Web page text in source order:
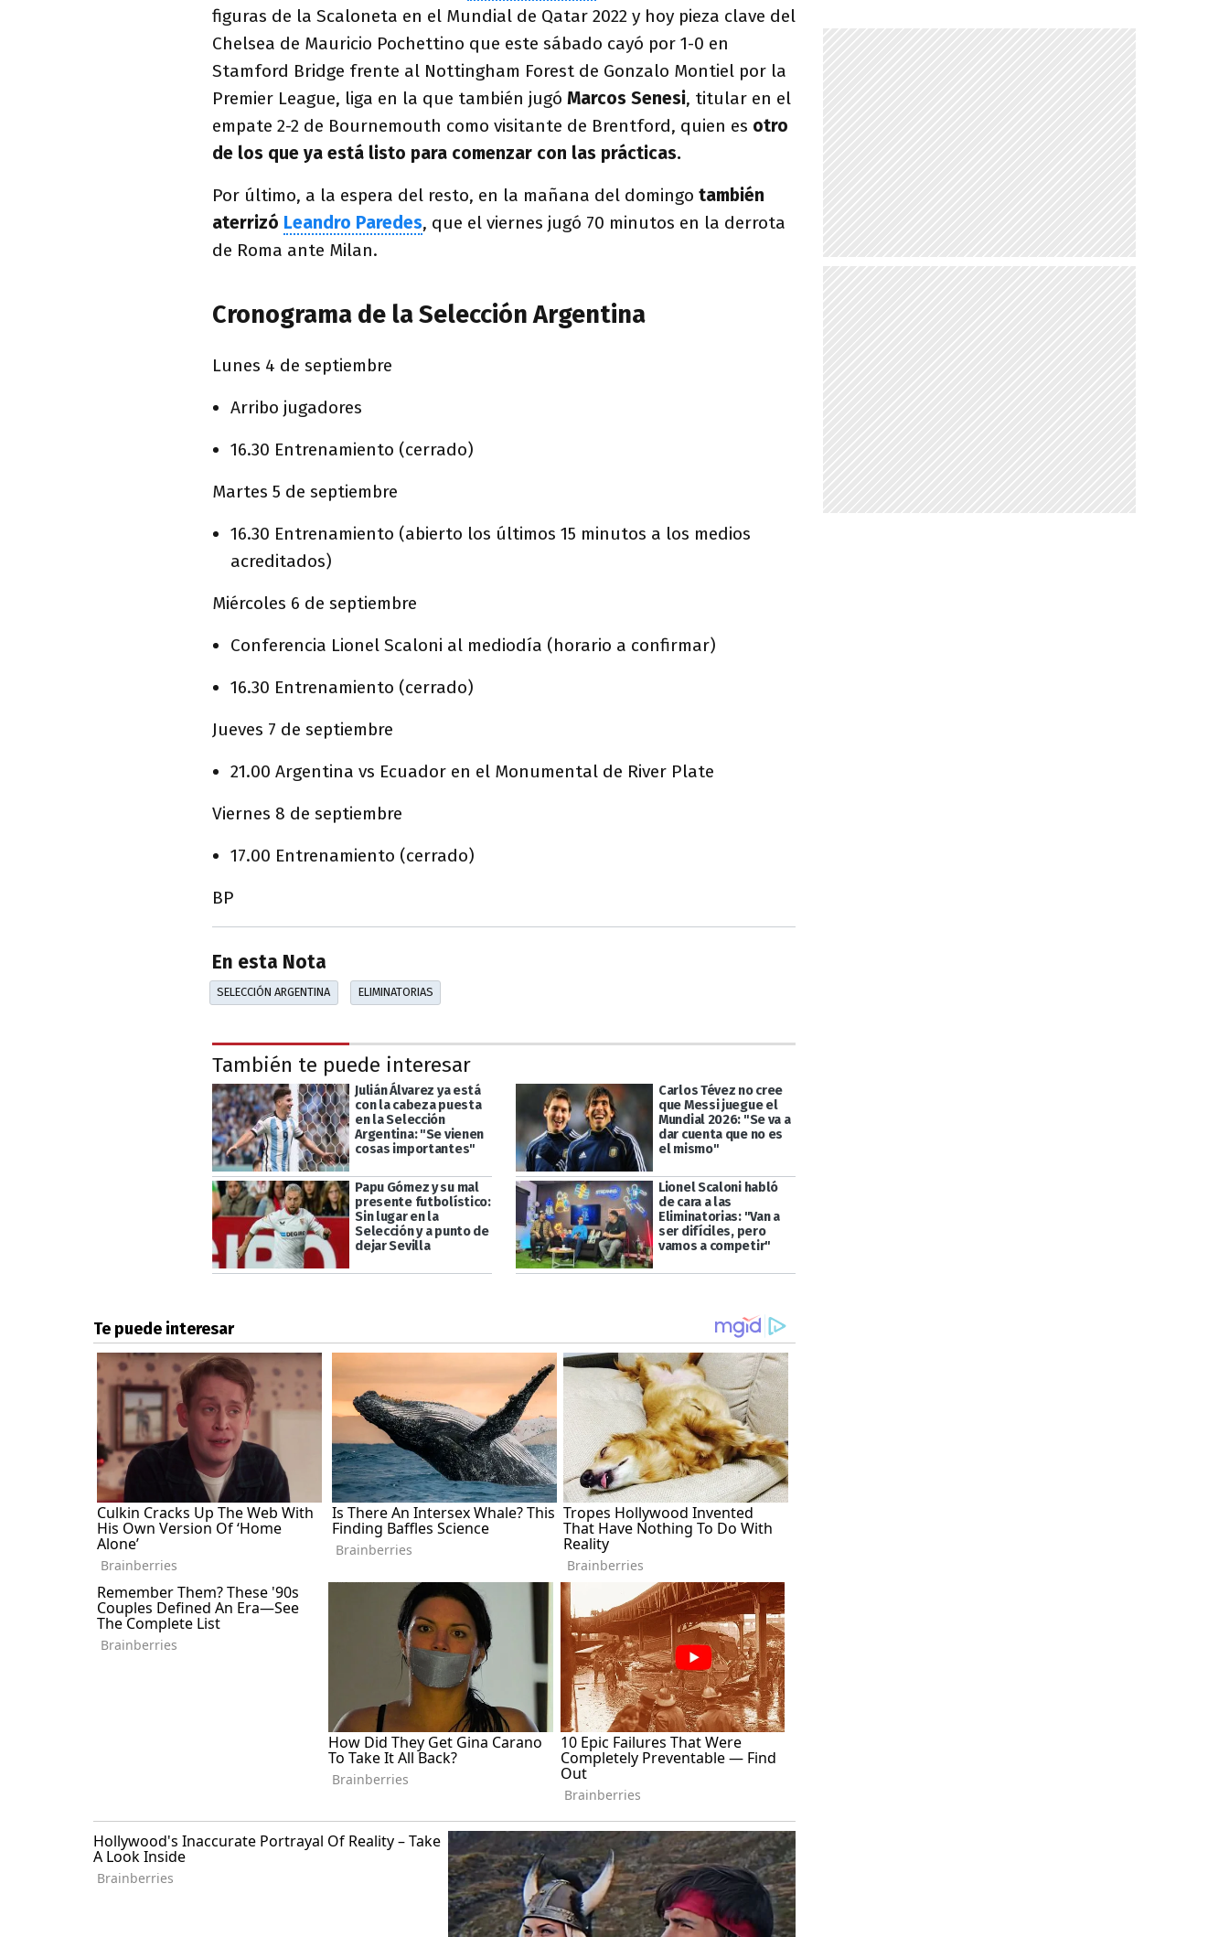
figuras de la Scaloneta en el Mundial de Qatar 2022 y hoy pieza clave del
Chelsea de Mauricio Pochettino que este sábado cayó por 1-0 en
Stamford Bridge frente al Nottingham Forest de Gonzalo Montiel por la
Premier League, liga en la que también jugó Marcos Senesi, titular en el
empate 2-2 de Bournemouth como visitante de Brentford, quien es otro
de los que ya está listo para comenzar con las prácticas.
Por último, a la espera del resto, en la mañana del domingo también
aterrizó Leandro Paredes, que el viernes jugó 70 minutos en la derrota
de Roma ante Milan.
Cronograma de la Selección Argentina
Lunes 4 de septiembre
Arribo jugadores
16.30 Entrenamiento (cerrado)
Martes 5 de septiembre
16.30 Entrenamiento (abierto los últimos 15 minutos a los medios
acreditados)
Miércoles 6 de septiembre
Conferencia Lionel Scaloni al mediodía (horario a confirmar)
16.30 Entrenamiento (cerrado)
Jueves 7 de septiembre
21.00 Argentina vs Ecuador en el Monumental de River Plate
Viernes 8 de septiembre
17.00 Entrenamiento (cerrado)
BP
En esta Nota
SELECCIÓN ARGENTINA ELIMINATORIAS
También te puede interesar
Julián Álvarez ya está
con la cabeza puesta
en la Selección
Argentina: "Se vienen
cosas importantes"
Carlos Tévez no cree
que Messi juegue el
Mundial 2026: "Se va a
dar cuenta que no es
el mismo"
Papu Gómez y su mal
presente futbolístico:
Sin lugar en la
Selección y a punto de
dejar Sevilla
Lionel Scaloni habló
de cara a las
Eliminatorias: "Van a
ser difíciles, pero
vamos a competir"